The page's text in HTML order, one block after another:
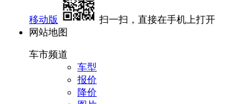
移动版
扫一扫，直接在手机上打开
网站地图
车市频道
车型
报价
降价